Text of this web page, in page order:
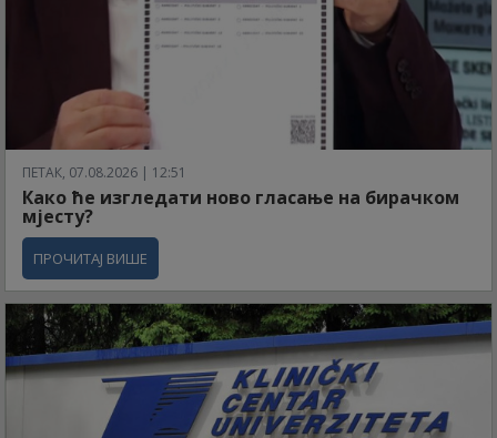
ПЕТАК, 07.08.2026 | 12:51
Како ће изгледати ново гласање на бирачком
мјесту?
ПРОЧИТАЈ ВИШЕ